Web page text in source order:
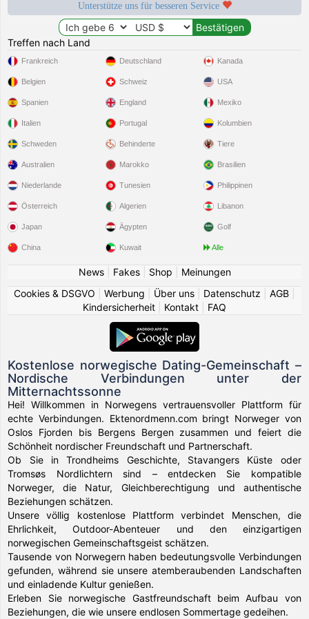
Unterstütze uns für besseren Service
Treffen nach Land
Frankreich
Belgien
Spanien
Italien
Schweden
Deutschland
Schweiz
England
Portugal
Behinderte
Kanada
USA
Mexiko
Kolumbien
Tiere
Australien
Niederlande
Österreich
Japan
China
Marokko
Tunesien
Algerien
Ägypten
Kuwait
Brasilien
Philippinen
Libanon
Golf
Alle
News| Fakes| Shop
Meinungen
Cookies & DSGVO
Werbung Über uns Datenschutz AGB
Kindersicherheit
Kontakt FAQ
Kostenlose norwegische Dating-Gemeinschaft –
Nordische Verbindungen unter der
Mitternachtssonne
Hei! Willkommen in Norwegens vertrauensvoller Plattform für
echte Verbindungen. Ektenordmenn.com bringt Norweger von
Oslos Fjorden bis Bergens Bergen zusammen und feiert die
Schönheit nordischer Freundschaft und Partnerschaft.
Ob Sie in Trondheims Geschichte, Stavangers Küste oder
Tromsøs Nordlichtern sind – entdecken Sie kompatible
Norweger, die Natur, Gleichberechtigung und authentische
Beziehungen schätzen.
Unsere völlig kostenlose Plattform verbindet Menschen, die
Ehrlichkeit, Outdoor-Abenteuer und den einzigartigen
norwegischen Gemeinschaftsgeist schätzen.
Tausende von Norwegern haben bedeutungsvolle Verbindungen
gefunden, während sie unsere atemberaubenden Landschaften
und einladende Kultur genießen.
Erleben Sie norwegische Gastfreundschaft beim Aufbau von
Beziehungen, die wie unsere endlosen Sommertage gedeihen.